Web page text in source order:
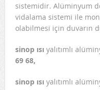
sistemidir. Alüminyum
vidalama sistemi ile
olabilmesi için duvarın
sinop ısı yalıtımlı
69 68,
sinop ısı yalıtımlı